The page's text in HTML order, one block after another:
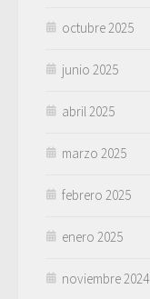
octubre 2025
junio 2025
abril 2025
marzo 2025
febrero 2025
enero 2025
noviembre 2024